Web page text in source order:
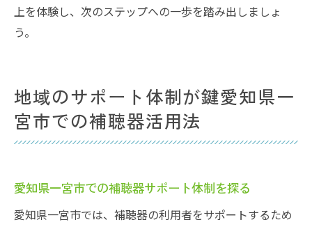
上を体験し、次のステップへの一歩を踏み出しましょ
う。
地域のサポート体制が鍵愛知県一
宮市での補聴器活用法
愛知県一宮市での補聴器サポート体制を探る
愛知県一宮市では、補聴器の利用者をサポートするため